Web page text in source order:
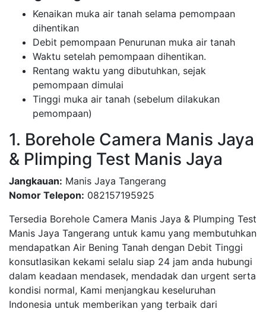
Kenaikan muka air tanah selama pemompaan
dihentikan
Debit pemompaan Penurunan muka air tanah
Waktu setelah pemompaan dihentikan.
Rentang waktu yang dibutuhkan, sejak
pemompaan dimulai
Tinggi muka air tanah (sebelum dilakukan
pemompaan)
1. Borehole Camera Manis Jaya
& Plimping Test Manis Jaya
Jangkauan: Manis Jaya Tangerang
Nomor Telepon: 082157195925
Tersedia Borehole Camera Manis Jaya & Plumping Test
Manis Jaya Tangerang untuk kamu yang membutuhkan
mendapatkan Air Bening Tanah dengan Debit Tinggi
konsutlasikan kekami selalu siap 24 jam anda hubungi
dalam keadaan mendasek, mendadak dan urgent serta
kondisi normal, Kami menjangkau keseluruhan
Indonesia untuk memberikan yang terbaik dari